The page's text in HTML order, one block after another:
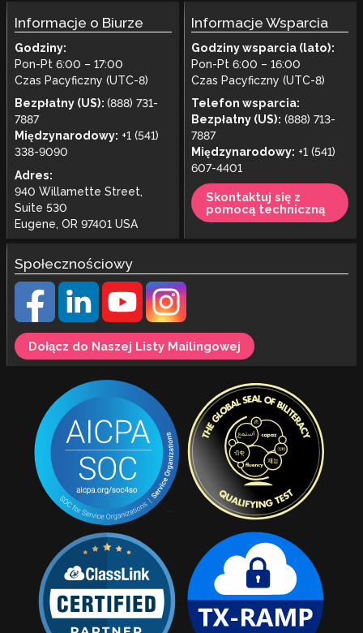
Informacje o Biurze
Godziny:
Pon-Pt 6:00 – 17:00
Czas Pacyficzny (UTC-8)
Bezpłatny (US): (888) 731-
7887
Międzynarodowy: +1 (541)
338-9090
Adres:
940 Willamette Street,
Suite 530
Eugene, OR 97401 USA
Informacje Wsparcia
Godziny wsparcia (lato):
Pon-Pt 6:00 – 16:00
Czas Pacyficzny (UTC-8)
Telefon wsparcia:
Bezpłatny (US): (888) 713-
7887
Międzynarodowy: +1 (541)
607-4401
Skontaktuj się z
pomocą techniczną
Społecznościowy
Dołącz do Naszej Listy Mailingowej